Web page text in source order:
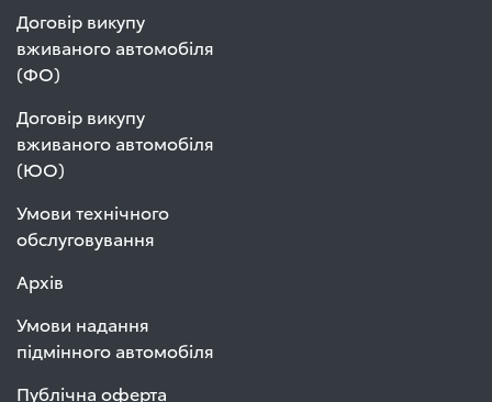
Договір викупу
вживаного автомобіля
(ФО)
Договір викупу
вживаного автомобіля
(ЮО)
Умови технічного
обслуговування
Архів
Умови надання
підмінного автомобіля
Публічна оферта